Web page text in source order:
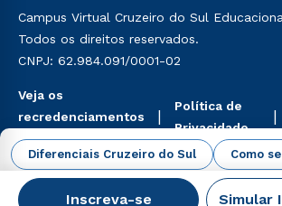
Diferenciais Cruzeiro do Sul Como
Inscreva-se Simular
mencionadas são referentes aos
Religioso, Geografia para a Docência e
do Ensino de História: Questões Atuais.
Campus Virtual Cruzeiro do Sul
Todos os direitos reservados.
CNPJ: 62.984.091/0001-02
Veja os
recredenciamentos
aqui
Política de
Privacidade